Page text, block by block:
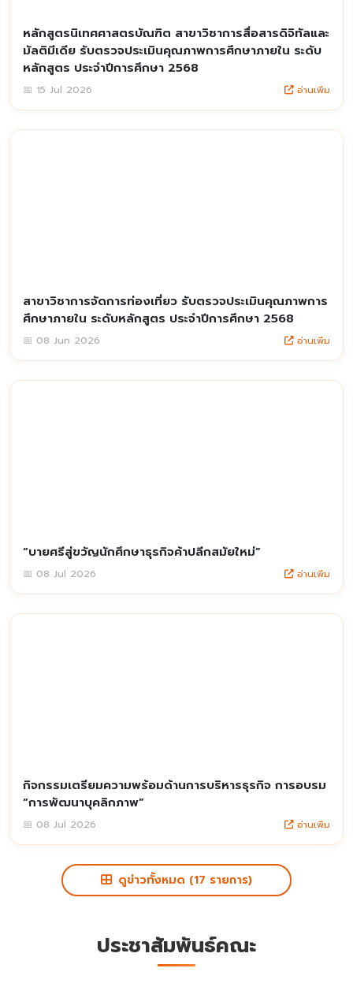
หลักสูตรนิเทศศาสตรบัณฑิต สาขาวิชาการสื่อสารดิจิทัลและ
มัลติมีเดีย รับตรวจประเมินคุณภาพการศึกษาภายใน ระดับ
หลักสูตร ประจำปีการศึกษา 2568
📅 15 Jul 2026 อ่านเพิ่ม
สาขาวิชาการจัดการท่องเที่ยว รับตรวจประเมินคุณภาพการ
ศึกษาภายใน ระดับหลักสูตร ประจำปีการศึกษา 2568
📅 08 Jun 2026 อ่านเพิ่ม
“บายศรีสู่ขวัญนักศึกษาธุรกิจค้าปลีกสมัยใหม่”
📅 08 Jul 2026 อ่านเพิ่ม
กิจกรรมเตรียมความพร้อมด้านการบริหารธุรกิจ การอบรม
“การพัฒนาบุคลิกภาพ”
📅 08 Jul 2026 อ่านเพิ่ม
ดูข่าวทั้งหมด (17 รายการ)
ประชาสัมพันธ์คณะ